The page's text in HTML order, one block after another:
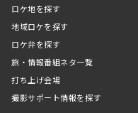
ロケ地を探す
地域ロケを探す
ロケ弁を探す
旅・情報番組ネタ一覧
打ち上げ会場
撮影サポート情報を探す